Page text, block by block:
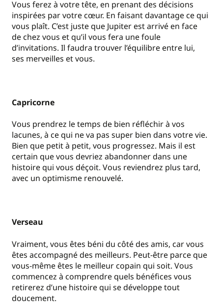
Vous ferez à votre tête, en prenant des décisions
inspirées par votre cœur. En faisant davantage ce qui
vous plaît. C’est juste que Jupiter est arrivé en face
de chez vous et qu’il vous fera une foule
d’invitations. Il faudra trouver l’équilibre entre lui,
ses merveilles et vous.
Capricorne
Vous prendrez le temps de bien réfléchir à vos
lacunes, à ce qui ne va pas super bien dans votre vie.
Bien que petit à petit, vous progressez. Mais il est
certain que vous devriez abandonner dans une
histoire qui vous déçoit. Vous reviendrez plus tard,
avec un optimisme renouvelé.
Verseau
Vraiment, vous êtes béni du côté des amis, car vous
êtes accompagné des meilleurs. Peut-être parce que
vous-même êtes le meilleur copain qui soit. Vous
commencez à comprendre quels bénéfices vous
retirerez d’une histoire qui se développe tout
doucement.